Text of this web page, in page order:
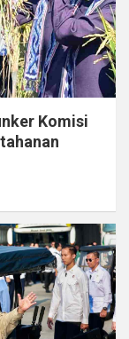
Komisi